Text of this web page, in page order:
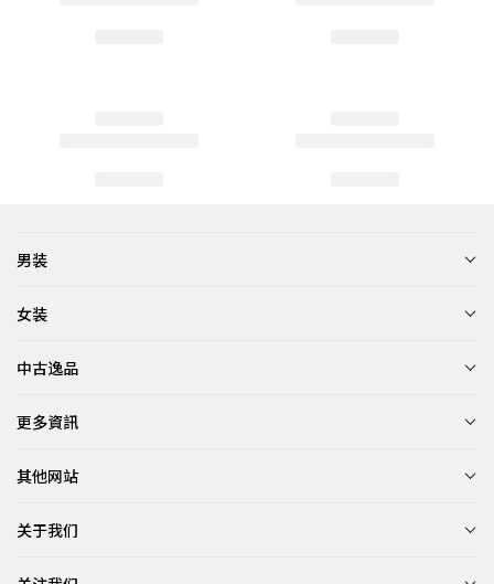
男装
女装
中古逸品
更多資訊
其他网站
关于我们